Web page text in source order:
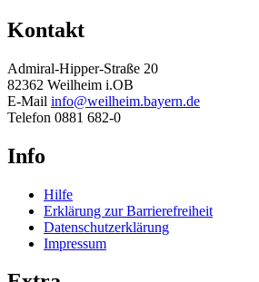
Kontakt
Admiral-Hipper-Straße 20
82362 Weilheim i.OB
E-Mail info@weilheim.bayern.de
Telefon 0881 682-0
Info
Hilfe
Erklärung zur Barrierefreiheit
Datenschutzerklärung
Impressum